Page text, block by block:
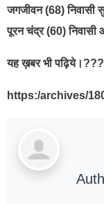
जगजीवन (68) निवासी
पूरन चंद्र (60) निवासी
यह ख़बर भी
https:/archives/